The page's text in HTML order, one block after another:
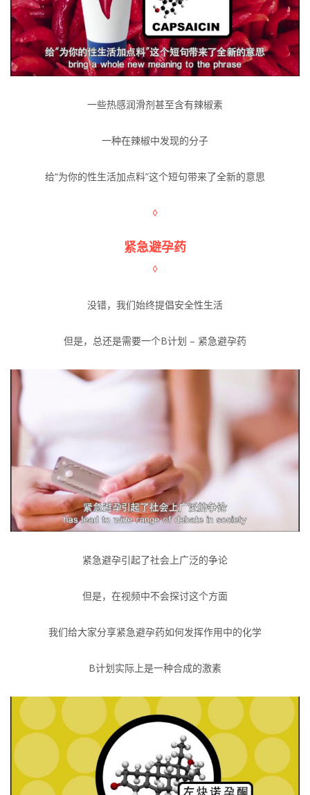
一些热感润滑剂甚至含有辣椒素
一种在辣椒中发现的分子
给“为你的性生活加点料”这个短句带来了全新的意思
◊
紧急避孕药
◊
没错，我们始终提倡安全性生活
但是，总还是需要一个B计划 – 紧急避孕药
紧急避孕引起了社会上广泛的争论
但是，在视频中不会探讨这个方面
我们给大家分享紧急避孕药如何发挥作用中的化学
B计划实际上是一种合成的激素